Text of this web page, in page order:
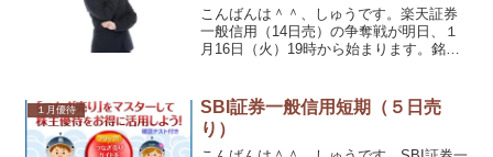
こんばんは＾＾、しゅうです。楽天証券
一般信用（14日売）の争奪戦が明日、１
月16日（火）19時から始まります。銘柄
１月優待
SBI証券一般信用短期（５日売
り）